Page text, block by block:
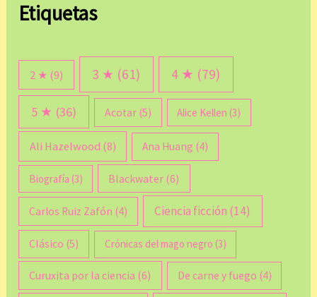
Etiquetas
2 ★ (9) 3 ★ (61) 4 ★ (79)
5 ★ (36) Acotar(5) Alice Kellen (3)
Ali Hazelwood (8) Ana Huang (4)
Biografía (3) Blackwater (6)
Carlos Ruiz Zafón (4) Ciencia ficción (14)
Clásico (5) Crónicas del mago negro (3)
Curuxita por la ciencia (6) De carne y fuego (4)